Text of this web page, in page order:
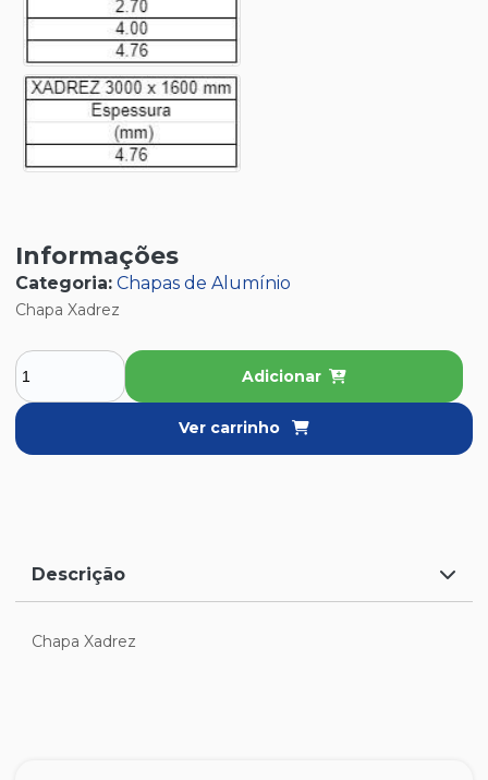
Informações
Categoria: Chapas de Alumínio
Chapa Xadrez
Adicionar
Ver carrinho
Descrição
Chapa Xadrez